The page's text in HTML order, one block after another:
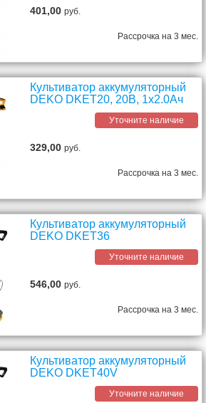
401,00руб.
Рассрочка на 3 мес.
Культиватор аккумуляторный
DEKO DKET20, 20В, 1x2.0Ач
Уточните наличие
329,00руб.
Рассрочка на 3 мес.
Культиватор аккумуляторный
DEKO DKET36
Уточните наличие
546,00руб.
Рассрочка на 3 мес.
Культиватор аккумуляторный
DEKO DKET40V
Уточните наличие